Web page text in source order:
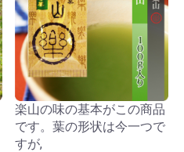
楽山の味の基本がこの商品
です。葉の形状は今一つで
すが,